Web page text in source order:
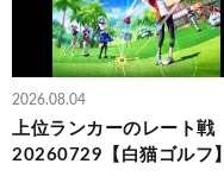
2026.08.04
上位ランカーのレート戦
20260729【白猫ゴルフ】